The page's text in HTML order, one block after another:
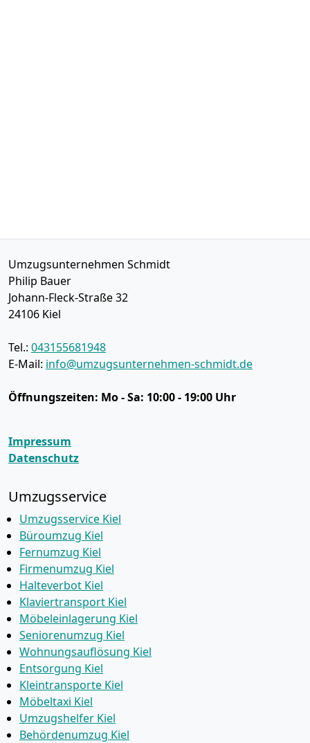
Umzugsunternehmen Schmidt
Philip Bauer
Johann-Fleck-Straße 32
24106 Kiel
Tel.: 043155681948
E-Mail: info@umzugsunternehmen-schmidt.de
Öffnungszeiten: Mo - Sa: 10:00 - 19:00 Uhr
Impressum
Datenschutz
Umzugsservice
Umzugsservice Kiel
Büroumzug Kiel
Fernumzug Kiel
Firmenumzug Kiel
Halteverbot Kiel
Klaviertransport Kiel
Möbeleinlagerung Kiel
Seniorenumzug Kiel
Wohnungsauflösung Kiel
Entsorgung Kiel
Kleintransporte Kiel
Möbeltaxi Kiel
Umzugshelfer Kiel
Behördenumzug Kiel